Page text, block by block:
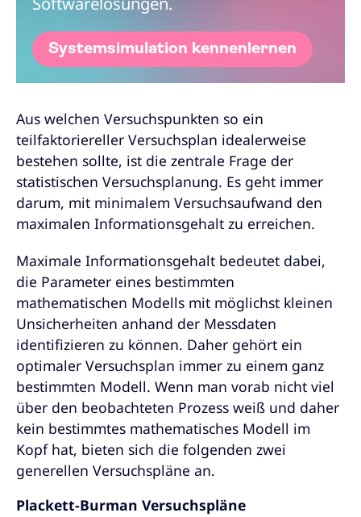
Systemsimulation kennenlernen
Aus welchen Versuchspunkten so ein
teilfaktoriereller Versuchsplan idealerweise
bestehen sollte, ist die zentrale Frage der
statistischen Versuchsplanung. Es geht immer
darum, mit minimalem Versuchsaufwand den
maximalen Informationsgehalt zu erreichen.
Maximale Informationsgehalt bedeutet dabei,
die Parameter eines bestimmten
mathematischen Modells mit möglichst kleinen
Unsicherheiten anhand der Messdaten
identifizieren zu können. Daher gehört ein
optimaler Versuchsplan immer zu einem ganz
bestimmten Modell. Wenn man vorab nicht viel
über den beobachteten Prozess weiß und daher
kein bestimmtes mathematisches Modell im
Kopf hat, bieten sich die folgenden zwei
generellen Versuchspläne an.
Plackett-Burman Versuchspläne